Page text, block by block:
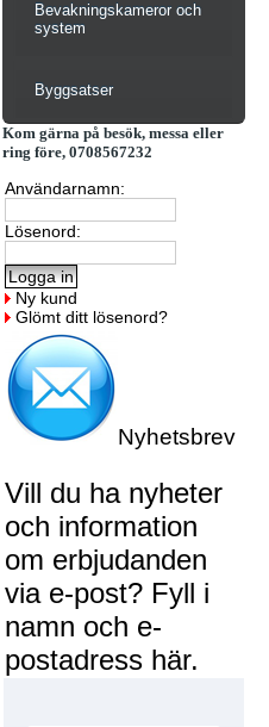
Bevakningskameror och
system
Byggsatser
Kom gärna på besök, messa eller
ring före, 0708567232
Användarnamn:
Lösenord:
Ny kund
Glömt ditt lösenord?
Nyhetsbrev
Vill du ha nyheter
och information
om erbjudanden
via e-post? Fyll i
namn och e-
postadress här.